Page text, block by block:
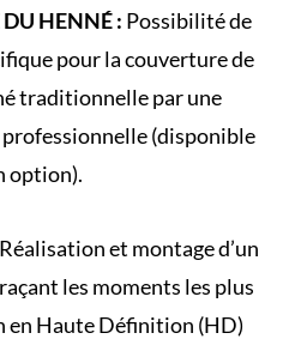
HENNÉ : Possibilité de
pour la couverture de
traditionnelle par une
(disponible
option).
Réalisation et montage d’un
les moments les plus
en Haute Définition (HD)